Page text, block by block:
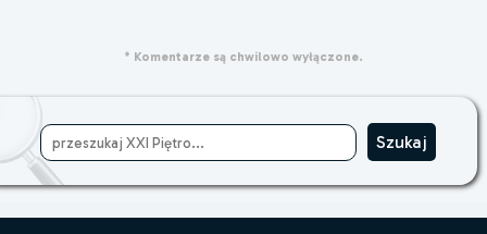
* Komentarze są chwilowo wyłączone.